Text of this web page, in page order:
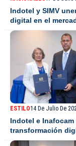
Indotel y SIMV
digital en el
ESTILO14 De Julio De
Indotel e
transformación